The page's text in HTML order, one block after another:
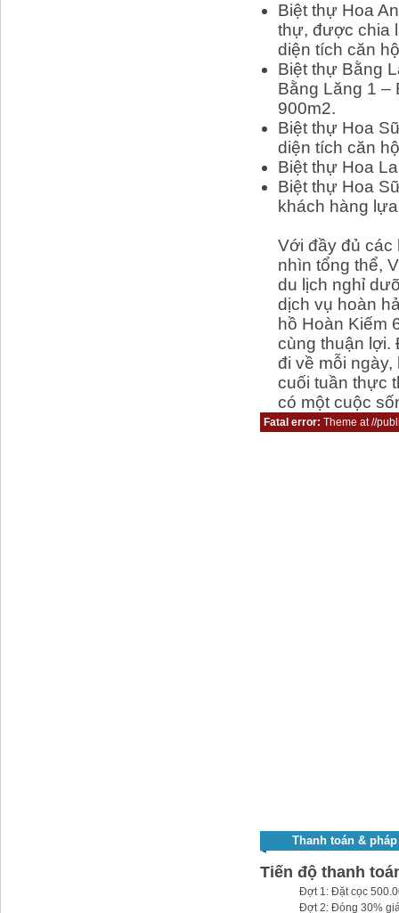
Biệt thự Hoa
thự, được chia
diện tích căn
Biệt thự Bằng
Bằng Lăng 1 –
900m2.
Biệt thự Hoa
diện tích căn
Biệt thự Hoa
Biệt thự Hoa
khách hàng
Với đầy đủ các
nhìn tổng thể,
du lịch nghỉ
dịch vụ hoàn
hồ Hoàn Kiếm
cùng thuận lợi.
đi về mỗi
cuối tuần thực
có một cuộc
Fatal error: Theme at //
Thanh toán &
Tiến độ thanh
Đợt 1: Đặt cọc
Đợt 2: Đóng 30%